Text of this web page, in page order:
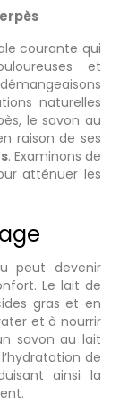
courante qui
et
naturelles
le savon au
raison de ses
. Examinons de
atténuer les
peut devenir
Le lait de
gras et en
et à nourrir
savon au lait
de
ainsi la